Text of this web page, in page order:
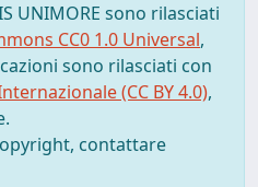
UNIMORE sono rilasciati
CC0 1.0 Universal,
sono rilasciati con
(CC BY 4.0),
contattare